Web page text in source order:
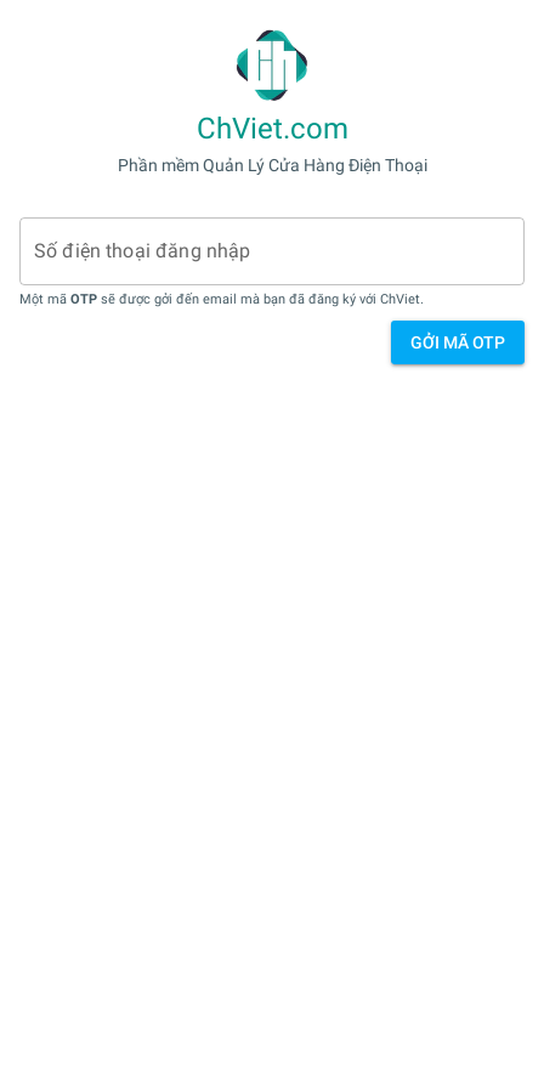
ChViet.com
Phần mềm Quản Lý Cửa Hàng Điện Thoại
Số điện thoại đăng nhập
Một mã OTP sẽ được gởi đến email mà bạn đã đăng ký với ChViet.
GỞI MÃ OTP